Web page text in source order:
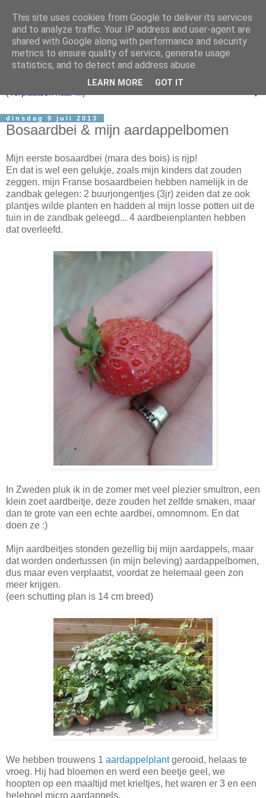
▼
dinsdag 9 juli 2013
Bosaardbei & mijn aardappelbomen
Mijn eerste bosaardbei (mara des bois) is rijp!
En dat is wel een gelukje, zoals mijn kinders dat zouden
zeggen. mijn Franse bosaardbeien hebben namelijk in de
zandbak gelegen: 2 buurjongentjes (3jr) zeiden dat ze ook
plantjes wilde planten en hadden al mijn losse potten uit de
tuin in de zandbak geleegd... 4 aardbeienplanten hebben
dat overleefd.
In Zweden pluk ik in de zomer met veel plezier smultron, een
klein zoet aardbeitje, deze zouden het zelfde smaken, maar
dan te grote van een echte aardbei, omnomnom. En dat
doen ze :)
Mijn aardbeitjes stonden gezellig bij mijn aardappels, maar
dat worden ondertussen (in mijn beleving) aardappelbomen,
dus maar even verplaatst, voordat ze helemaal geen zon
meer krijgen.
(een schutting plan is 14 cm breed)
We hebben trouwens 1 aardappelplantgerooid, helaas te
vroeg. Hij had bloemen en werd een beetje geel, we
hoopten op een maaltijd met krieltjes, het waren er 3 en een
heleboel micro aardappels.
This site uses cookies from Google to deliver its services
and to analyze traffic. Your IP address and user-agent are
shared with Google along with performance and security
metrics to ensure quality of service, generate usage
statistics, and to detect and address abuse.
LEARN MORE GOT IT